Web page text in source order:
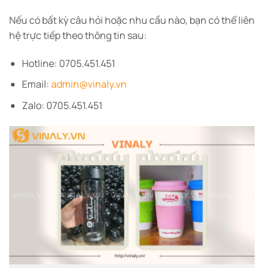
Nếu có bất kỳ câu hỏi hoặc nhu cầu nào, bạn có thể liên
hệ trực tiếp theo thông tin sau:
Hotline: 0705.451.451
Email: admin@vinaly.vn
Zalo: 0705.451.451